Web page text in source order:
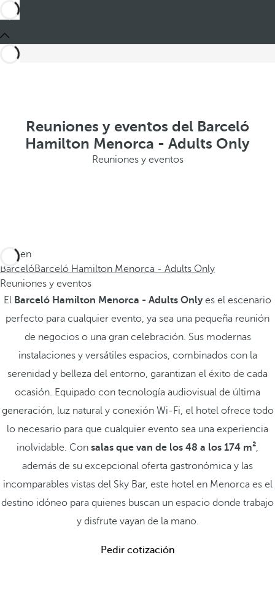
Reuniones y eventos del Barceló
Hamilton Menorca - Adults Only
Reuniones y eventos
Está en
BarcelóBarceló Hamilton Menorca - Adults Only
Reuniones y eventos
El Barceló Hamilton Menorca - Adults Onlyes el escenario
perfecto para cualquier evento, ya sea una pequeña reunión
de negocios o una gran celebración. Sus modernas
instalaciones y versátiles espacios, combinados con la
serenidad y belleza del entorno, garantizan el éxito de cada
ocasión. Equipado con tecnología audiovisual de última
generación, luz natural y conexión Wi-Fi, el hotel ofrece todo
lo necesario para que cualquier evento sea una experiencia
inolvidable. Con salas que van de los 48 a los 174 m²,
además de su excepcional oferta gastronómica y las
incomparables vistas del Sky Bar, este hotel en Menorca es el
destino idóneo para quienes buscan un espacio donde trabajo
y disfrute vayan de la mano.
Pedir cotización